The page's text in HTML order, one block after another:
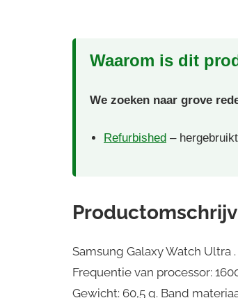
Waarom is dit
We zoeken naar grove
Refurbished –
Samsung Galaxy Watch Ultra
Frequentie van processor:
Gewicht: 60,5 g. Band